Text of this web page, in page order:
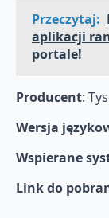
Przeczytaj:
aplikacji
portale!
Producent:
Wersja
Wspierane
Link do